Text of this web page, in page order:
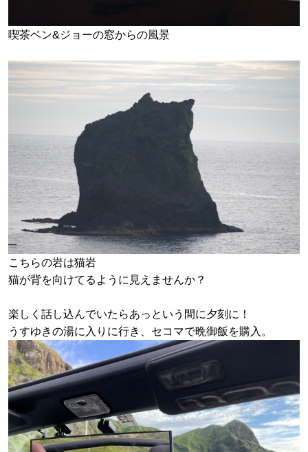
喫茶ベン&ジョーの窓からの風景
こちらの岩は猫岩
猫が背を向けてるように見えませんか？
楽しく話し込んでいたらあっという間に夕刻に！
うすゆきの湯に入りに行き、セコマで晩御飯を購入。